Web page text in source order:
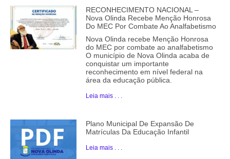
RECONHECIMENTO NACIONAL –
Nova Olinda Recebe Menção Honrosa
Do MEC Por Combate Ao Analfabetismo
Nova Olinda recebe Menção Honrosa
do MEC por combate ao analfabetismo
O município de Nova Olinda acaba de
conquistar um importante
reconhecimento em nível federal na
área da educação pública.
Leia mais . . .
Plano Municipal De Expansão De
Matrículas Da Educação Infantil
Leia mais . . .